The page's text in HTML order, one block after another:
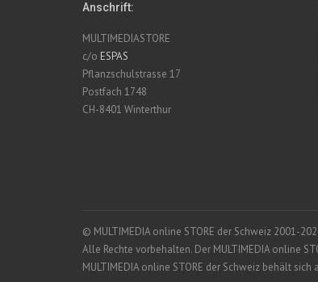
Anschrift:
MULTIMEDIASTORE
c/o ESPAS
Pflanzschulstrasse 17
Postfach 1748
CH-8401 Winterthur
© MULTIMEDIA online STORE der Schweiz 2001-
Alle Rechte vorbehalten. Der MULTIMEDIA online
MULTIMEDIA online STORE der Schweiz behält